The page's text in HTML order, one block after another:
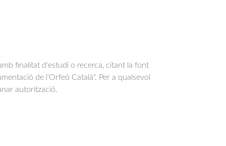
finalitat d'estudi o recerca, citant la font
de l’Orfeó Català". Per a qualsevol
autorització.